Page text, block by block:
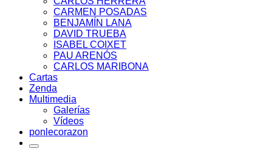
CARMEN POSADAS
BENJAMÍN LANA
DAVID TRUEBA
ISABEL COIXET
PAU ARENÓS
CARLOS MARIBONA
Cartas
Zenda
Multimedia
Galerías
Vídeos
ponlecorazon